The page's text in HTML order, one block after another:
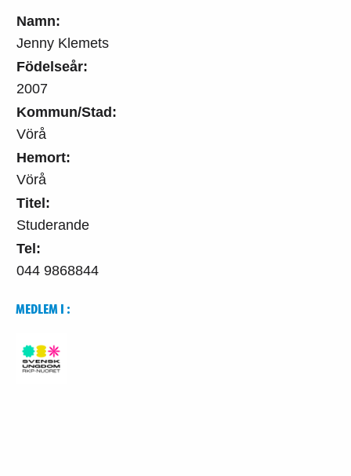
Namn:
Jenny Klemets
Födelseår:
2007
Kommun/Stad:
Vörå
Hemort:
Vörå
Titel:
Studerande
Tel:
044 9868844
MEDLEM I :